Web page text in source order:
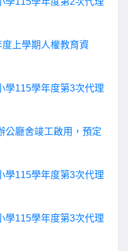
上學期人權教育資
學115學年度第3次代理
公廳舍竣工啟用，預定
學115學年度第3次代理
學115學年度第3次代理